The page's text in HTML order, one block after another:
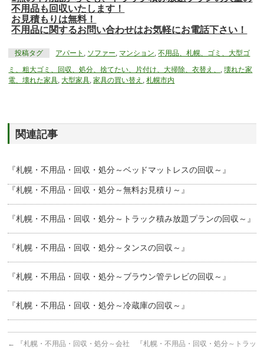
不用品も回収いたします！
お見積もりは無料！
不用品に関するお問い合わせはお気軽にお電話下さい！
投稿タグ アパート , ソファー, マンション,不用品、札幌、ゴミ、大型ゴ
ミ、粗大ゴミ、回収、処分、捨てたい、片付け、大掃除、衣替え、 ,壊れた家
電、壊れた家具,大型家具,家具の買い替え ,札幌市内
関連記事
『札幌・不用品・回収・処分～ベッドマットレスの回収～』
『札幌・不用品・回収・処分～無料お見積り～』
『札幌・不用品・回収・処分～トラック積み放題プランの回収～』
『札幌・不用品・回収・処分～タンスの回収～』
『札幌・不用品・回収・処分～ブラウン管テレビの回収～』
『札幌・不用品・回収・処分～冷蔵庫の回収～』
←
『札幌・不用品・回収・処分～会社
『札幌・不用品・回収・処分～トラッ